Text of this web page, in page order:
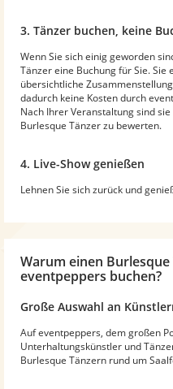
3. Tänzer buchen, keine
Wenn Sie sich einig geworden
Tänzer eine Buchung für Sie.
übersichtliche
dadurch keine Kosten durch
Nach Ihrer Veranstaltung sind
Burlesque Tänzer zu bewerten.
4. Live-Show genießen
Lehnen Sie sich zurück und
Warum einen Burlesque
eventpeppers buchen?
Große Auswahl an
Auf eventpeppers, dem großen
Unterhaltungskünstler und
Burlesque Tänzern rund um